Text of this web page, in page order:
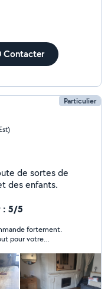
Contacter
Particulier
de sortes de
des enfants.
: 5/5
fortement.
pour votre